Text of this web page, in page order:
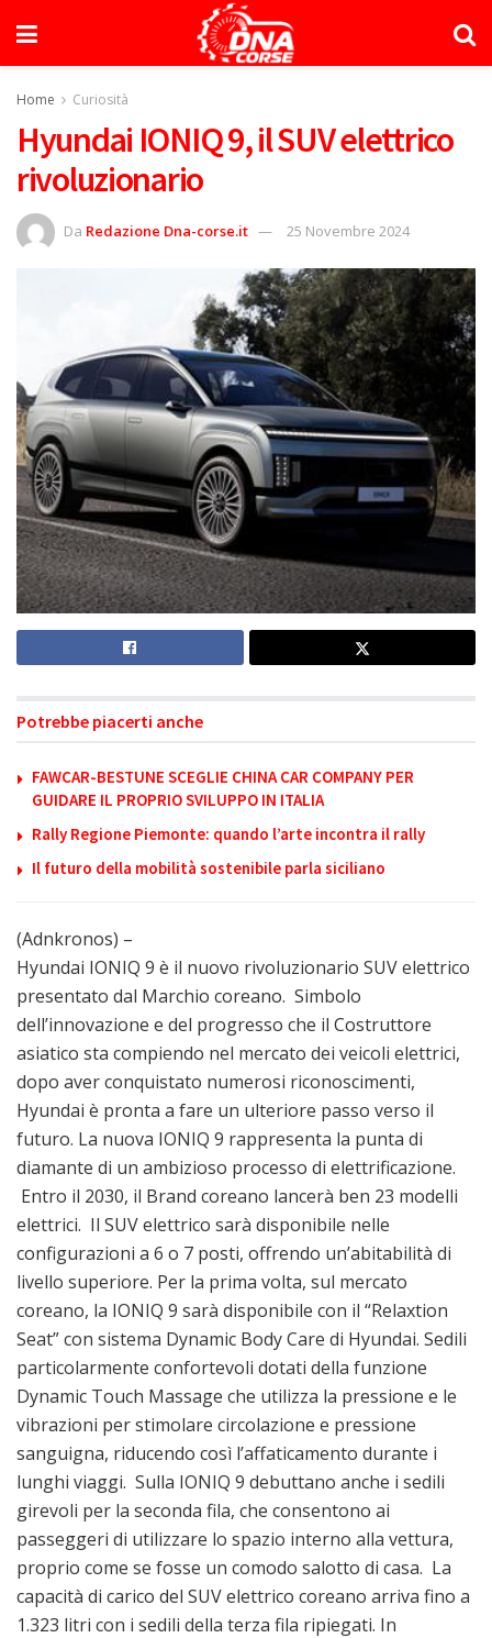
Home Curiosità
Hyundai IONIQ 9, il SUV elettrico
rivoluzionario
Da Redazione Dna-corse.it 25 Novembre 2024
Potrebbe piacerti anche
FAWCAR-BESTUNE SCEGLIE CHINA CAR COMPANY PER
GUIDARE IL PROPRIO SVILUPPO IN ITALIA
Rally Regione Piemonte: quando l’arte incontra il rally
Il futuro della mobilità sostenibile parla siciliano
(Adnkronos) –
Hyundai IONIQ 9 è il nuovo rivoluzionario SUV elettrico
presentato dal Marchio coreano. Simbolo
dell’innovazione e del progresso che il Costruttore
asiatico sta compiendo nel mercato dei veicoli elettrici,
dopo aver conquistato numerosi riconoscimenti,
Hyundai è pronta a fare un ulteriore passo verso il
futuro. La nuova IONIQ 9 rappresenta la punta di
diamante di un ambizioso processo di elettrificazione.
Entro il 2030, il Brand coreano lancerà ben 23 modelli
elettrici. Il SUV elettrico sarà disponibile nelle
configurazioni a 6 o 7 posti, offrendo un’abitabilità di
livello superiore. Per la prima volta, sul mercato
coreano, la IONIQ 9 sarà disponibile con il “Relaxtion
Seat” con sistema Dynamic Body Care di Hyundai. Sedili
particolarmente confortevoli dotati della funzione
Dynamic Touch Massage che utilizza la pressione e le
vibrazioni per stimolare circolazione e pressione
sanguigna, riducendo così l’affaticamento durante i
lunghi viaggi. Sulla IONIQ 9 debuttano anche i sedili
girevoli per la seconda fila, che consentono ai
passeggeri di utilizzare lo spazio interno alla vettura,
proprio come se fosse un comodo salotto di casa. La
capacità di carico del SUV elettrico coreano arriva fino a
1.323 litri con i sedili della terza fila ripiegati. In